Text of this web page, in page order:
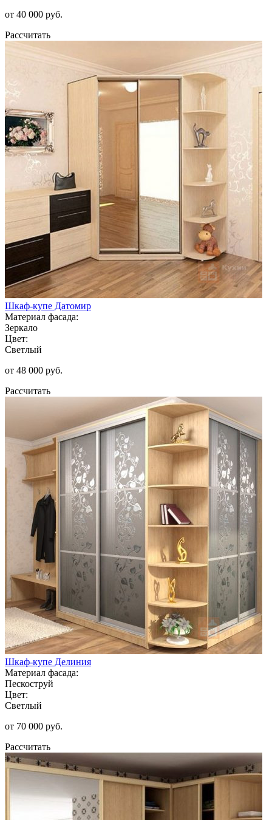
от 40 000 руб.
Рассчитать
Шкаф-купе Датомир
Материал фасада:
Зеркало
Цвет:
Светлый
от 48 000 руб.
Рассчитать
Шкаф-купе Делиния
Материал фасада:
Пескоструй
Цвет:
Светлый
от 70 000 руб.
Рассчитать